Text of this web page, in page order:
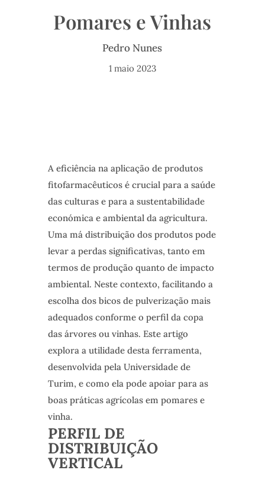
Pomares e Vinhas
Pedro Nunes
1 maio 2023
A eficiência na aplicação de produtos
fitofarmacêuticos é crucial para a saúde
das culturas e para a sustentabilidade
económica e ambiental da agricultura.
Uma má distribuição dos produtos pode
levar a perdas significativas, tanto em
termos de produção quanto de impacto
ambiental. Neste contexto, facilitando a
escolha dos bicos de pulverização mais
adequados conforme o perfil da copa
das árvores ou vinhas. Este artigo
explora a utilidade desta ferramenta,
desenvolvida pela Universidade de
Turim, e como ela pode apoiar para as
boas práticas agrícolas em pomares e
vinha.
PERFIL DE
DISTRIBUIÇÃO
VERTICAL